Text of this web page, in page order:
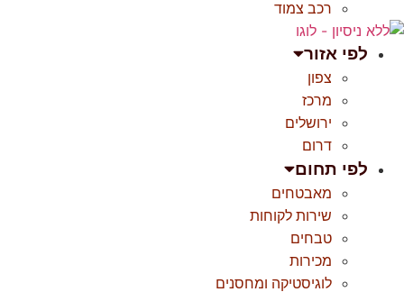
רכב צמוד
לפי אזור
צפון
מרכז
ירושלים
דרום
לפי תחום
מאבטחים
שירות לקוחות
טבחים
מכירות
לוגיסטיקה ומחסנים